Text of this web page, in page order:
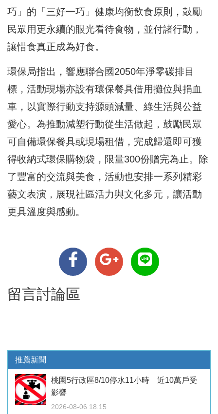
巧」的「三好一巧」健康均衡飲食原則，鼓勵
民眾用更永續的眼光看待食物，並付諸行動，
讓惜食真正成為好食。
環保局指出，響應聯合國2050年淨零碳排目
標，活動現場亦設有環保餐具借用攤位與捐血
車，以實際行動支持源頭減量、綠生活與公益
愛心。為推動減塑行動從生活做起，鼓勵民眾
可自備環保餐具或現場租借，完成歸還即可獲
得收納式環保購物袋，限量300份贈完為止。除
了豐富的交流與美食，活動也安排一系列精彩
藝文表演，展現社區活力與文化多元，讓活動
更具溫度與感動。
留言討論區
推薦新聞
桃園5行政區8/10停水11小時 近10萬戶受
影響
2026-08-06 18:15